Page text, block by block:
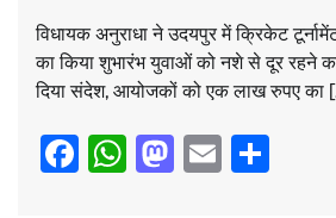
विधायक अनुराधा ने उदयपुर में क्रिकेट
का किया शुभारंभ युवाओं को नशे से दूर रहने
दिया संदेश, आयोजकों को एक लाख रुपए का
Facebook
WhatsApp
Mastodon
Email